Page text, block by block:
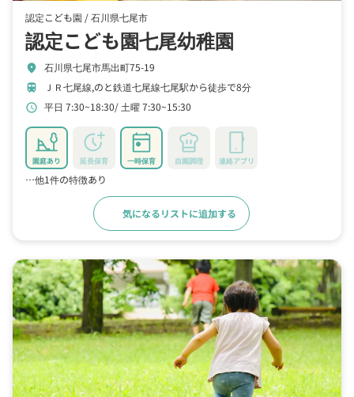
認定こども園 /石川県七尾市
認定こども園七尾幼稚園
location_on 石川県七尾市馬出町75-19
train ＪＲ七尾線,のと鉄道七尾線七尾駅から徒歩で8分
schedule 平日 7:30~18:30 土曜 7:30~15:30
園庭あり 延長保育 一時保育 自園調理 連絡アプリ
…他1件の特徴あり
気になるリストに追加する